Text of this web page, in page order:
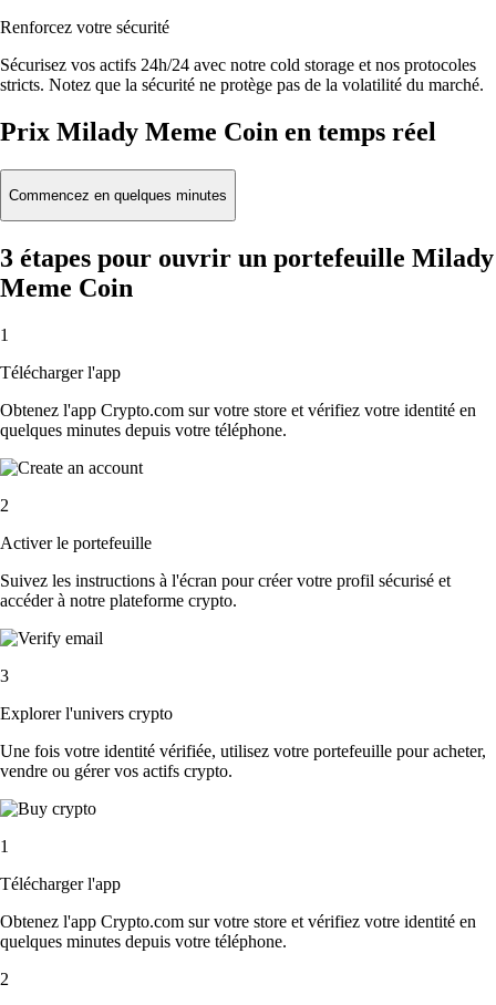
Renforcez votre sécurité
Sécurisez vos actifs 24h/24 avec notre cold storage et nos protocoles
stricts. Notez que la sécurité ne protège pas de la volatilité du marché.
Prix Milady Meme Coin en temps réel
Commencez en quelques minutes
3 étapes pour ouvrir un portefeuille Milady
Meme Coin
1
Télécharger l'app
Obtenez l'app Crypto.com sur votre store et vérifiez votre identité en
quelques minutes depuis votre téléphone.
2
Activer le portefeuille
Suivez les instructions à l'écran pour créer votre profil sécurisé et
accéder à notre plateforme crypto.
3
Explorer l'univers crypto
Une fois votre identité vérifiée, utilisez votre portefeuille pour acheter,
vendre ou gérer vos actifs crypto.
1
Télécharger l'app
Obtenez l'app Crypto.com sur votre store et vérifiez votre identité en
quelques minutes depuis votre téléphone.
2